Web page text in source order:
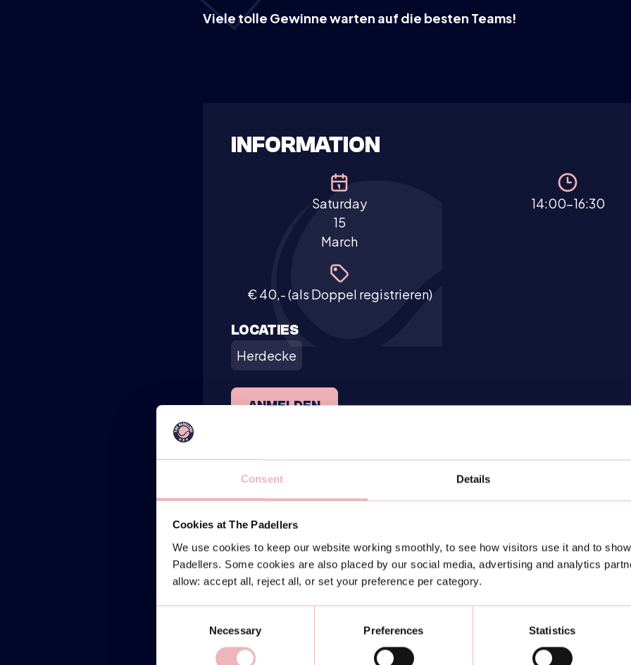
Consent Details
Cookies at The Padellers
We use cookies to keep our website working smoothly, to see how visitors use it and to
Padellers. Some cookies are also placed by our social media, advertising and analytics
allow: accept all, reject all, or set your preference per category.
Necessary Preferences Statistics
Viele tolle Gewinne warten auf die besten Teams!
INFORMATION
Saturday
15
March
14:00-16:30
€ 40,- (als Doppel registrieren)
LOCATIES
Herdecke
ANMELDEN